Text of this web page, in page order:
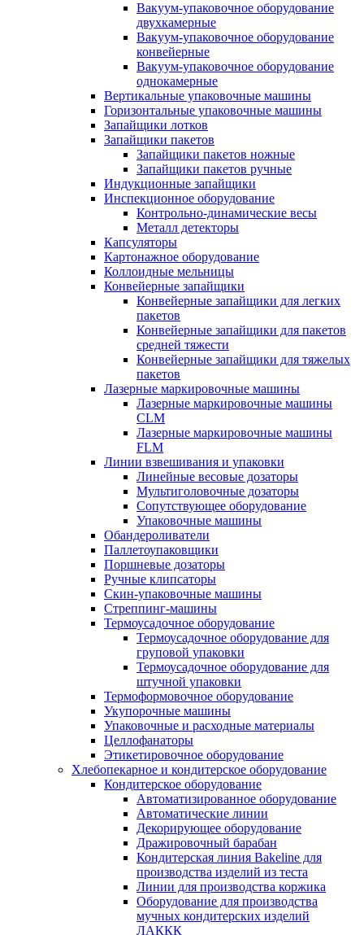
Вакуум-упаковочное оборудование
двухкамерные
Вакуум-упаковочное оборудование
конвейерные
Вакуум-упаковочное оборудование
однокамерные
Вертикальные упаковочные машины
Горизонтальные упаковочные машины
Запайщики лотков
Запайщики пакетов
Запайщики пакетов ножные
Запайщики пакетов ручные
Индукционные запайщики
Инспекционное оборудование
Контрольно-динамические весы
Металл детекторы
Капсуляторы
Картонажное оборудование
Коллоидные мельницы
Конвейерные запайщики
Конвейерные запайщики для легких
пакетов
Конвейерные запайщики для пакетов
средней тяжести
Конвейерные запайщики для тяжелых
пакетов
Лазерные маркировочные машины
Лазерные маркировочные машины
CLM
Лазерные маркировочные машины
FLM
Линии взвешивания и упаковки
Линейные весовые дозаторы
Мультиголовочные дозаторы
Сопутствующее оборудование
Упаковочные машины
Обандероливатели
Паллетоупаковщики
Поршневые дозаторы
Ручные клипсаторы
Скин-упаковочные машины
Стреппинг-машины
Термоусадочное оборудование
Термоусадочное оборудование для
груповой упаковки
Термоусадочное оборудование для
штучной упаковки
Термоформовочное оборудование
Укупорочные машины
Упаковочные и расходные материалы
Целлофанаторы
Этикетировочное оборудование
Хлебопекарное и кондитерское оборудование
Кондитерское оборудование
Автоматизированное оборудование
Автоматические линии
Декорирующее оборудование
Дражировочный барабан
Кондитерская линия Bakeline для
производства изделий из теста
Линии для производства коржика
Оборудование для производства
мучных кондитерских изделий
ЛАККК